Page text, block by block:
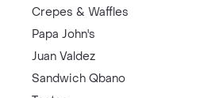
Crepes & Waffles
Papa John's
Juan Valdez
Sandwich Qbano